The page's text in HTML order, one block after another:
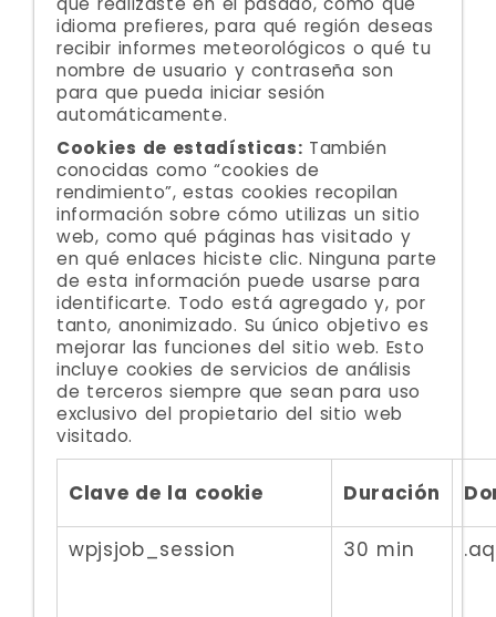
idioma prefieres, para qué región deseas
recibir informes meteorológicos o qué tu
nombre de usuario y contraseña son
para que pueda iniciar sesión
automáticamente.
Cookies de estadísticas: También
conocidas como “cookies de
rendimiento”, estas cookies recopilan
información sobre cómo utilizas un sitio
web, como qué páginas has visitado y
en qué enlaces hiciste clic. Ninguna parte
de esta información puede usarse para
identificarte. Todo está agregado y, por
tanto, anonimizado. Su único objetivo es
mejorar las funciones del sitio web. Esto
incluye cookies de servicios de análisis
de terceros siempre que sean para uso
exclusivo del propietario del sitio web
visitado.
Clave de la cookie Duración
wpjsjob_session 30 min